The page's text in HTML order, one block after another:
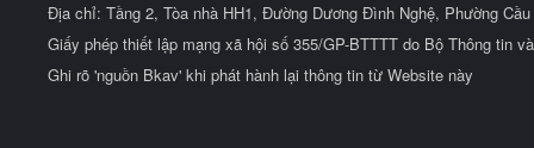
Địa chỉ: Tầng 2, Tòa nhà HH1, Đường Dương Đình Nghệ, Phường
Giấy phép thiết lập mạng xã hội số 355/GP-BTTTT do Bộ Thông tin
Ghi rõ 'nguồn Bkav' khi phát hành lại thông tin từ Website này